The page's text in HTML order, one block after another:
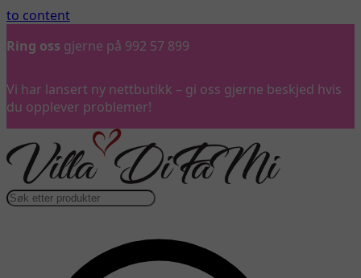
to content
Gratis fraktover 3 000 kr*
Vi har lansert ny nettbutikk – gi oss gjerne beskjed hvis
du opplever problemer!